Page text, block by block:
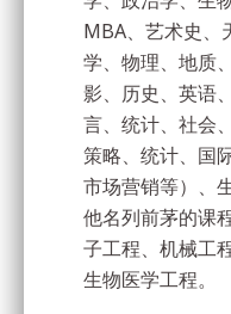
MBA、艺术史、
学、物理、地质
影、历史、英语
言、统计、社会
策略、统计、国
市场营销等）、
他名列前茅的课
子工程、机械工
生物医学工程。